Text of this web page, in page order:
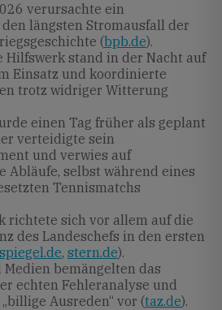
verursachte ein
längsten Stromausfall der
(bpb.de).
Hilfswerk stand in der Nacht auf
Einsatz und koordinierte
trotz widriger Witterung
einen Tag früher als geplant
verteidigte sein
und verwies auf
Abläufe, selbst während eines
Tennismatchs
richtete sich vor allem auf die
des Landeschefs in den ersten
, stern.de).
bemängelten das
echten Fehleranalyse und
Ausreden“ vor (taz.de).